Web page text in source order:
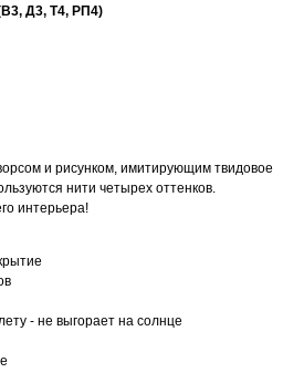
Д3, Т4, РП4)
и рисунком, имитирующим твидовое
нити четырех оттенков.
интерьера!
- не выгорает на солнце